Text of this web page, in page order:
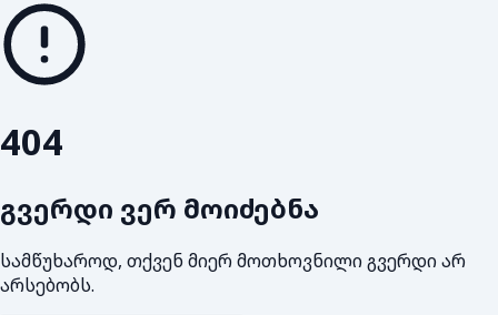
404
გვერდი ვერ მოიძებნა
სამწუხაროდ, თქვენ მიერ მოთხოვნილი გვერდი არ
არსებობს.